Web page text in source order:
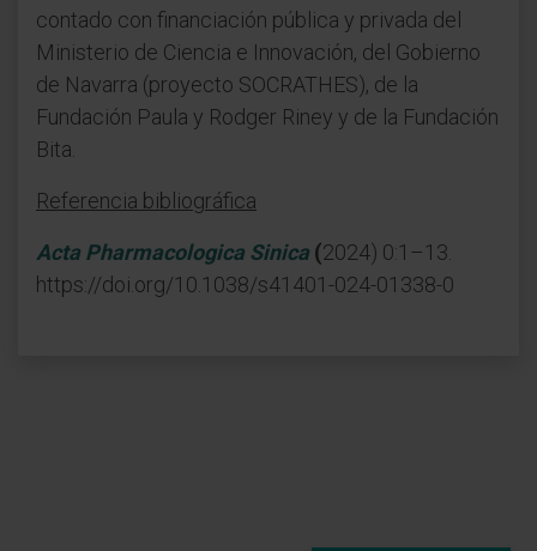
contado con financiación pública y privada del
Ministerio de Ciencia e Innovación, del Gobierno
de Navarra (proyecto SOCRATHES), de la
Fundación Paula y Rodger Riney y de la Fundación
Bita.
Referencia bibliográfica
Acta Pharmacologica Sinica (2024) 0:1–13.
https://doi.org/10.1038/s41401-024-01338-0